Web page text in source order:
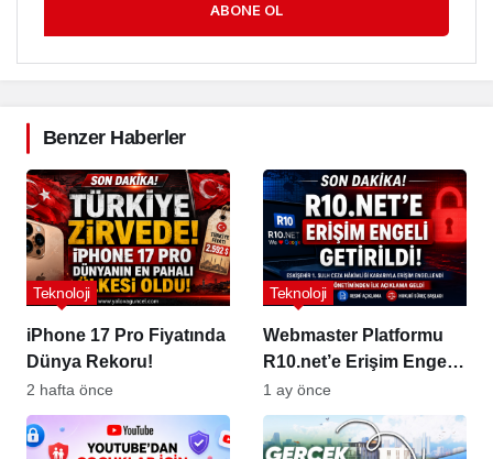
ABONE OL
Benzer Haberler
iPhone 17 Pro Fiyatında
Dünya Rekoru!
Teknoloji
2 hafta önce
Webmaster Platformu
R10.net’e Erişim Engeli
Kararı!
Teknoloji
1 ay önce